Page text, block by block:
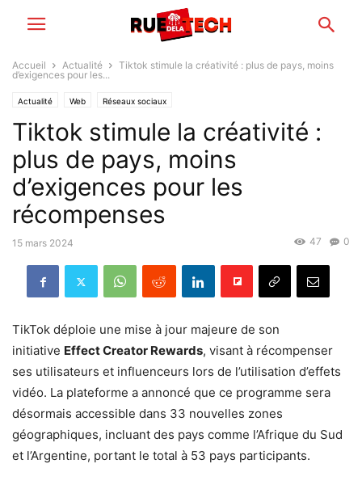
Accueil Actualité
Tiktok stimule la créativité : plus de pays, moins
d’exigences pour les...
Actualité Web Réseaux sociaux
Tiktok stimule la créativité :
plus de pays, moins
d’exigences pour les
récompenses
15 mars 2024 0
47
TikTok déploie une mise à jour majeure de son
initiative Effect Creator Rewards, visant à récompenser
ses utilisateurs et influenceurs lors de l’utilisation d’effets
vidéo. La plateforme a annoncé que ce programme sera
désormais accessible dans 33 nouvelles zones
géographiques, incluant des pays comme l’Afrique du Sud
et l’Argentine, portant le total à 53 pays participants.